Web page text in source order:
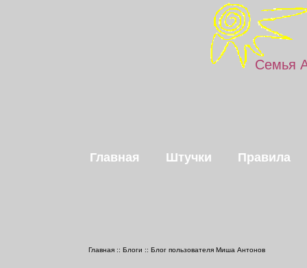
Семья
Главная Штучки Правила
Главная :: Блоги :: Блог пользователя Миша Антонов